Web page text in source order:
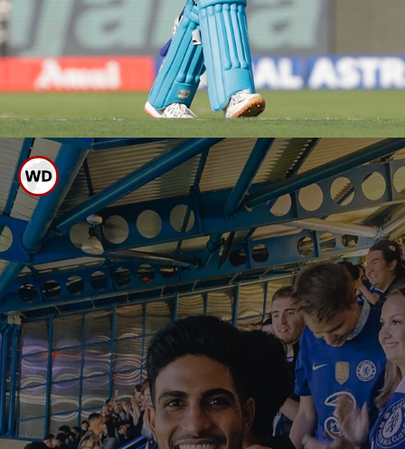
ನ್ಯೂಜಿಲೆಂಡ್ ವಿರುದ್ಧ ದ್ವಿಶತಕ
ಆದರೆ ಈಗ ಗಿಲ್ ದ್ವಿಶತಕ ಗಳಿಸುತ್ತಿದ್ದಂತೇ
ಸೋಷಿಯಲ್ ಮೀಡಿಯಾದಲ್ಲಿ ಇವರಿಬ್ಬರೂ
ಎಂಗೇಜ್ ಮೆಂಟ್ ಮಾಡಿಕೊಳ್ಳಲಿದ್ದಾರೆ ಎಂಬ
ಮೆಮೆಗಳು ವೈರಲ್ ಆಗಿವೆ.
ಮುನ್ನಲೆಗೆ